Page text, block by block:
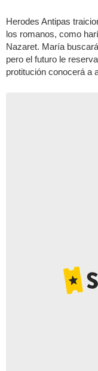
Herodes Antipas
los romanos, como
Nazaret. María
pero el futuro le
protitución conocerá a